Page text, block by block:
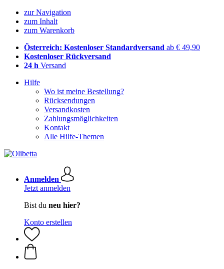
zur Navigation
zum Inhalt
zum Warenkorb
Österreich: Kostenloser Standardversand ab € 49,90
Kostenloser Rückversand
24 h Versand
Hilfe
Wo ist meine Bestellung?
Rücksendungen
Versandkosten
Zahlungsmöglichkeiten
Kontakt
Alle Hilfe-Themen
Anmelden
Jetzt anmelden
Bist du neu hier?
Konto erstellen